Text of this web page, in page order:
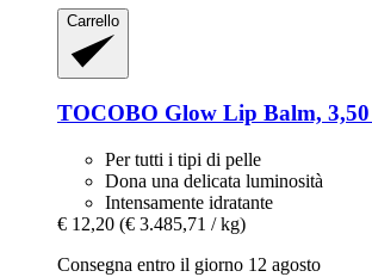
Carrello
TOCOBO Glow Lip Balm,
Per tutti i tipi di pelle
Dona una delicata luminosità
Intensamente idratante
€ 12,20 (€ 3.485,71 / kg)
Consegna entro il giorno 12 agosto